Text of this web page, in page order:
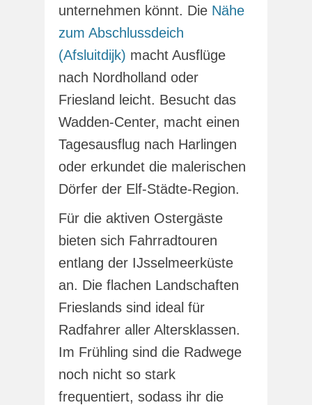
unternehmen könnt. Die Nähe
zum Abschlussdeich
(Afsluitdijk) macht Ausflüge
nach Nordholland oder
Friesland leicht. Besucht das
Wadden-Center, macht einen
Tagesausflug nach Harlingen
oder erkundet die malerischen
Dörfer der Elf-Städte-Region.
Für die aktiven Ostergäste
bieten sich Fahrradtouren
entlang der IJsselmeerküste
an. Die flachen Landschaften
Frieslands sind ideal für
Radfahrer aller Altersklassen.
Im Frühling sind die Radwege
noch nicht so stark
frequentiert, sodass ihr die